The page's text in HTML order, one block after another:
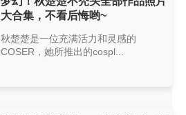
大合集，不看后悔哟~
秋楚楚是一位充满活力和灵感的
COSER，她所推出的cospl...